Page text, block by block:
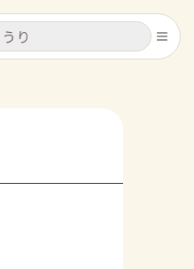
キャンセル
キャンセル